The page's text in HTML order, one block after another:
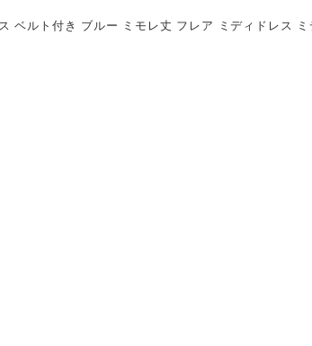
ベルト付き ブルー ミモレ丈 フレア ミディドレス